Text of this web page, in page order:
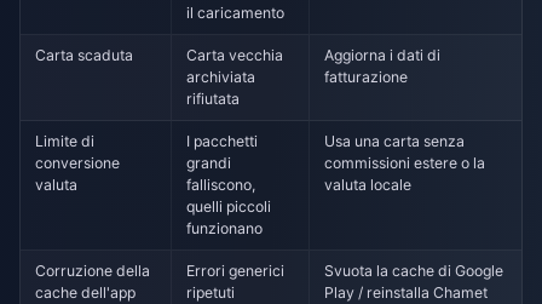
il caricamento
Carta scaduta
Carta vecchia
archiviata
rifiutata
Aggiorna i dati di
fatturazione
Limite di
conversione
valuta
I pacchetti
grandi
falliscono,
quelli piccoli
funzionano
Usa una carta senza
commissioni estere o la
valuta locale
Corruzione della
cache dell'app
Errori generici
ripetuti
Svuota la cache di Google
Play / reinstalla Chamet